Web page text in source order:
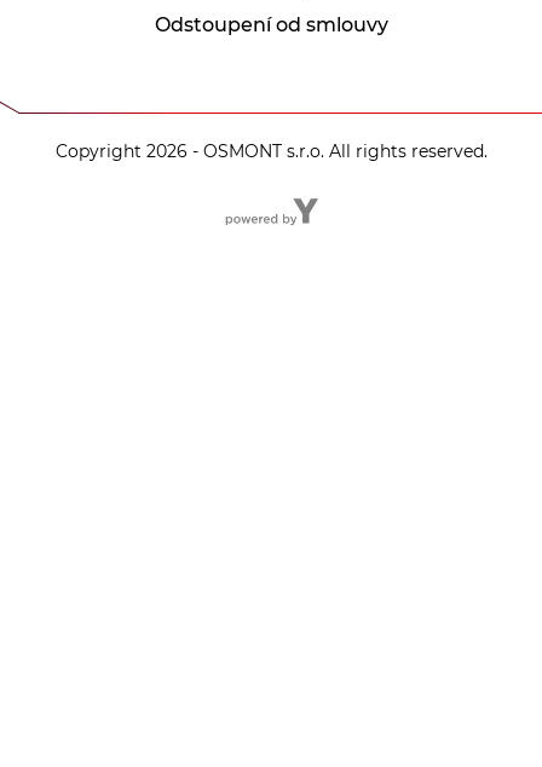
Odstoupení od smlouvy
Copyright 2026 - OSMONT s.r.o. All rights reserved.